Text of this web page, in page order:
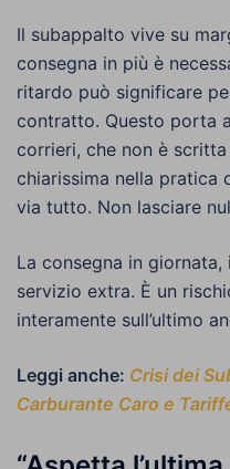
Il subappalto vive su
consegna in più è
ritardo può significare
contratto. Questo porta
corrieri, che non è
chiarissima nella pratica
via tutto. Non lasciare
La consegna in
servizio extra. È un
interamente sull’ultimo
Leggi anche: Crisi dei
Carburante Caro e